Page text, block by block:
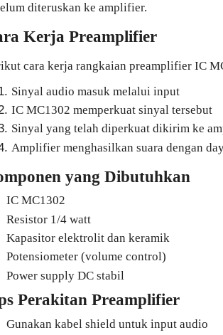
diteruskan ke amplifier.
Kerja Preamplifier
cara kerja rangkaian preamplifier IC
Sinyal audio masuk melalui input
IC MC1302 memperkuat sinyal tersebut
Sinyal yang telah diperkuat dikirim ke
Amplifier menghasilkan suara dengan
yang Dibutuhkan
IC MC1302
Resistor 1/4 watt
Kapasitor elektrolit dan keramik
Potensiometer (volume control)
Power supply DC stabil
Perakitan Preamplifier
Gunakan kabel shield untuk input audio